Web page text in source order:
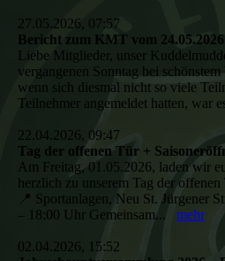
27.05.2026, 07:57
Bericht zum KMT vom 24.05.2026
Liebe Mitglieder, unser
vergangenen Sonntag bei
wenn sich diesmal nicht so viele
Teilnehmer angemeldet hatten, war
22.04.2026, 09:47
Tag der offenen Tür +
Am Freitag, 01.05.2026, laden wir
herzlich zu unserem Tag der
📍 Sportanlagen, Neu St. Jürgener
– 18:00 Uhr Gemeinsam... mehr
02.04.2026, 15:52